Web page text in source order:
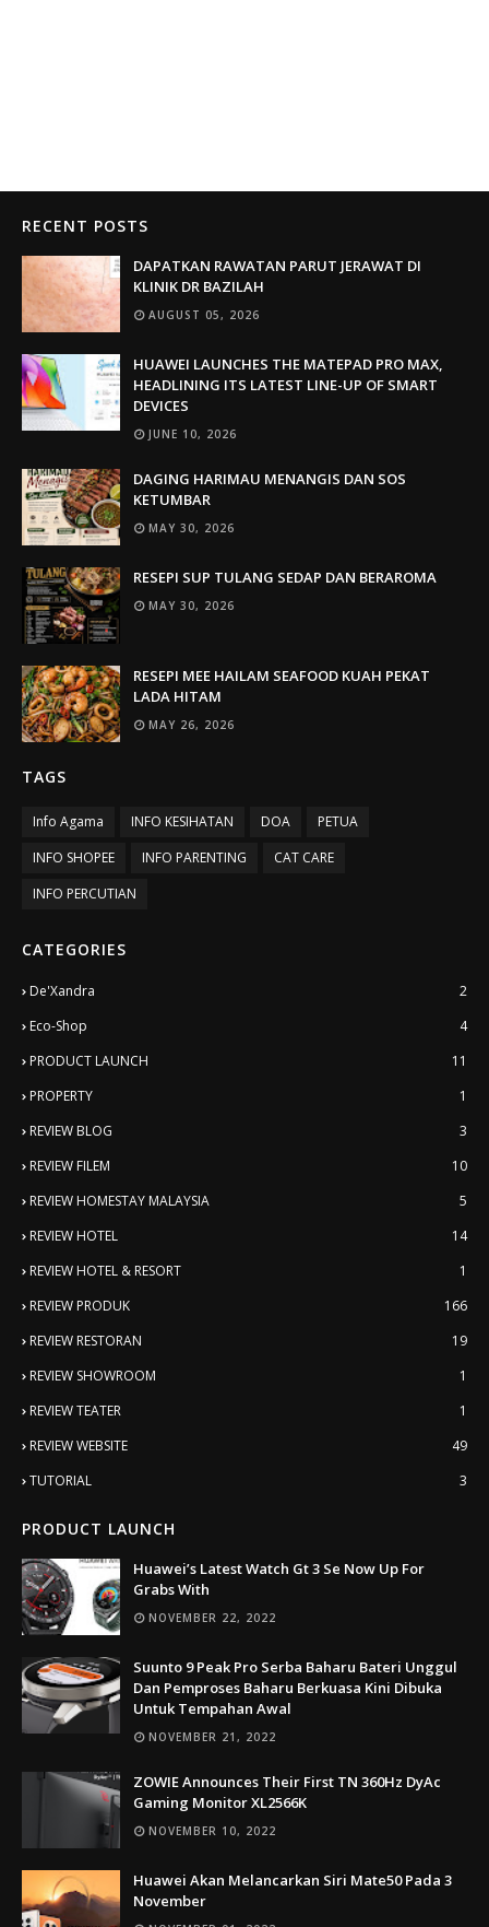
RECENT POSTS
DAPATKAN RAWATAN PARUT JERAWAT DI
KLINIK DR BAZILAH
AUGUST 05, 2026
HUAWEI LAUNCHES THE MATEPAD PRO MAX,
HEADLINING ITS LATEST LINE-UP OF SMART
DEVICES
JUNE 10, 2026
DAGING HARIMAU MENANGIS DAN SOS
KETUMBAR
MAY 30, 2026
RESEPI SUP TULANG SEDAP DAN BERAROMA
MAY 30, 2026
RESEPI MEE HAILAM SEAFOOD KUAH PEKAT
LADA HITAM
MAY 26, 2026
TAGS
Info Agama INFO KESIHATAN DOA
PETUA
INFO SHOPEE
INFO PARENTING
CAT CARE
INFO PERCUTIAN
CATEGORIES
De'Xandra
2
Eco-Shop
4
PRODUCT LAUNCH
11
PROPERTY
1
REVIEW BLOG
3
REVIEW FILEM
10
REVIEW HOMESTAY MALAYSIA
5
REVIEW HOTEL
14
REVIEW HOTEL & RESORT
1
REVIEW PRODUK
166
REVIEW RESTORAN
19
REVIEW SHOWROOM
1
REVIEW TEATER
1
REVIEW WEBSITE
49
TUTORIAL
3
PRODUCT LAUNCH
Huawei’s Latest Watch Gt 3 Se Now Up For
Grabs With
NOVEMBER 22, 2022
Suunto 9 Peak Pro Serba Baharu Bateri Unggul
Dan Pemproses Baharu Berkuasa Kini Dibuka
Untuk Tempahan Awal
NOVEMBER 21, 2022
ZOWIE Announces Their First TN 360Hz DyAc
Gaming Monitor XL2566K
NOVEMBER 10, 2022
Huawei Akan Melancarkan Siri Mate50 Pada 3
November